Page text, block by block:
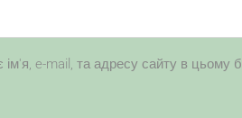
ім'я, e-mail, та адресу сайту в цьому